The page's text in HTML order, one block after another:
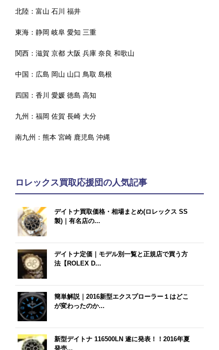
北陸：富山 石川 福井
東海：静岡 岐阜 愛知 三重
関西：滋賀 京都 大阪 兵庫 奈良 和歌山
中国： 広島 岡山 山口 鳥取 島根
四国：香川 愛媛 徳島 高知
九州：福岡 佐賀 長崎 大分
南九州：熊本 宮崎 鹿児島 沖縄
ロレックス買取応援団の人気記事
デイトナ買取価格・相場まとめ(ロレックス SS
製)｜有名店の...
デイトナ定価｜モデル別一覧と正規店で買う方
法【ROLEX D...
簡単解説｜2016新型エクスプローラー１はどこ
が変わったのか...
新型デイトナ 116500LN 遂に発表！！2016年夏
発売...